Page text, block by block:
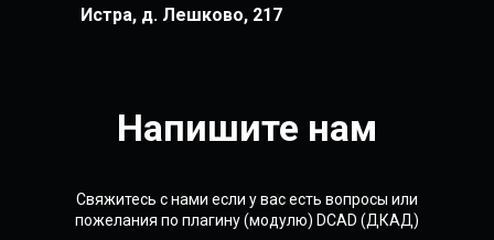
Истра, д. Лешково, 217
Напишите нам
Свяжитесь с нами если у вас есть вопросы или
пожелания по плагину (модулю) DCAD (ДКАД)